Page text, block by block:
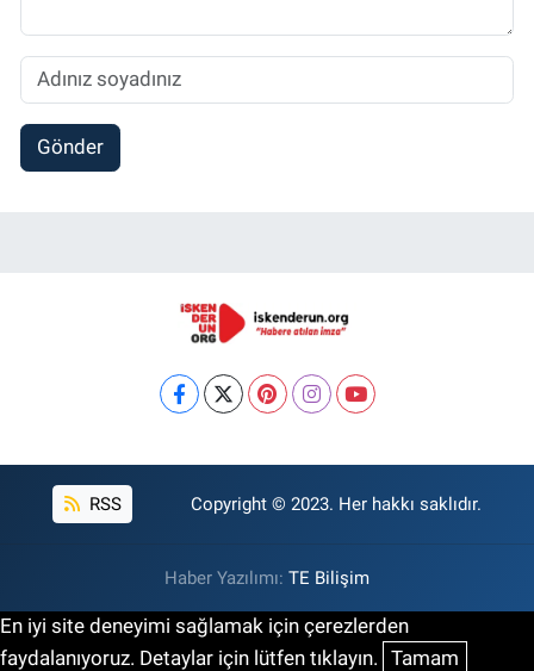
Gönder
RSS Copyright © 2023. Her hakkı saklıdır.
Haber Yazılımı: TE Bilişim
En iyi site deneyimi sağlamak için çerezlerden
faydalanıyoruz. Detaylar için lütfen tıklayın. Tamam